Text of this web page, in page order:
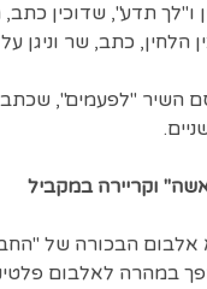
ו"לך תדע", שדוכין
הלחין, כתב, שר וניגן
השיר "לפעמים",
וקריירה במקביל
1989 יצא אלבום
במהרה לאלבום